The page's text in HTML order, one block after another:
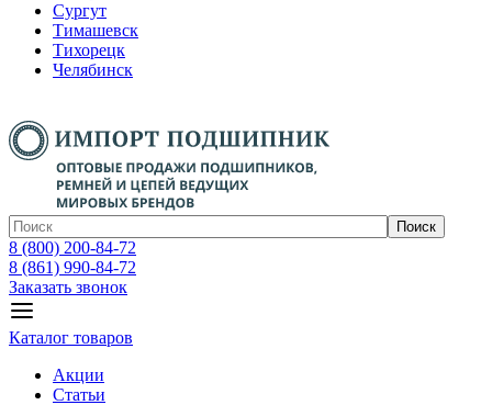
Сургут
Тимашевск
Тихорецк
Челябинск
Поиск
8 (800) 200-84-72
8 (861) 990-84-72
Заказать звонок
Каталог товаров
Акции
Статьи